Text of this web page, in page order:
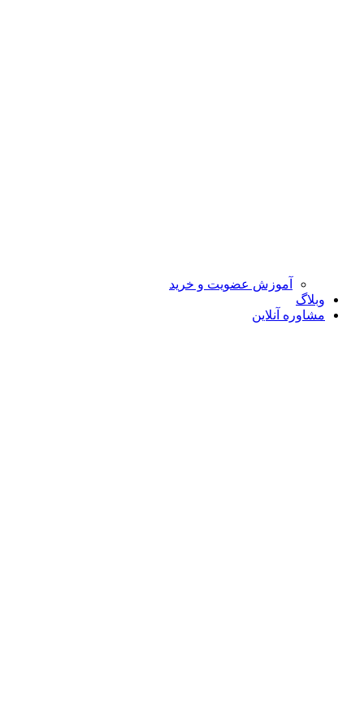
آموزش عضویت و خرید
وبلاگ
مشاوره آنلاین